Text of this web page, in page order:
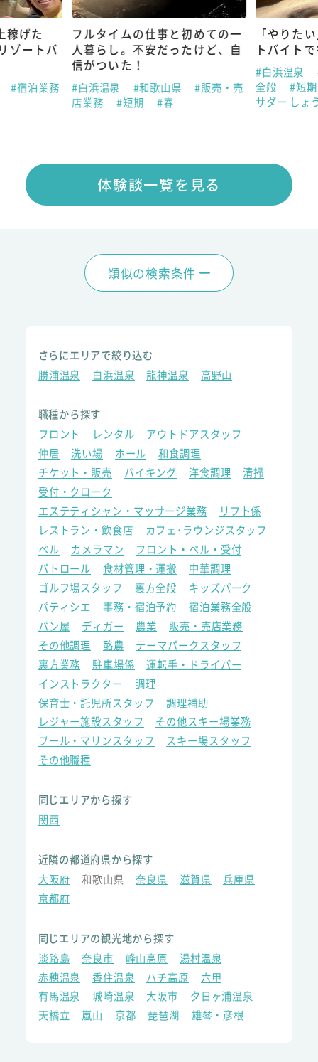
事と初めての一
だったけど、自
歌山県
#販売・売
「やりたい」は今やる！リゾー
トバイトで行動力が身についた
#白浜温泉
#宿泊業務
全般
#短期 #夏
#リゾバアンバ
サダー しょうりり
そ
の
い！
#白
ト・
体験談一覧を見る
類似の検索条件
さらにエリアで絞り込む
勝浦温泉
白浜温泉 龍神温泉 高野山
職種から探す
フロント
レンタル
アウトドアスタッフ
仲居
洗い場 ホール
和食調理
チケット・販売
バイキング 洋食調理
清掃
受付・クローク
エステティシャン・マッサージ業務
リフト係
レストラン・飲食店
カフェ･ラウンジスタッフ
ベル
カメラマン
フロント・ベル・受付
パトロール
食材管理・運搬
中華調理
ゴルフ場スタッフ
裏方全般
キッズパーク
パティシエ
事務・宿泊予約
宿泊業務全般
パン屋
ディガー 農業
販売・売店業務
その他調理
酪農
テーマパークスタッフ
裏方業務
駐車場係
運転手・ドライバー
インストラクター
調理
保育士・託児所スタッフ
調理補助
レジャー施設スタッフ
その他スキー場業務
プール・マリンスタッフ
スキー場スタッフ
その他職種
同じエリアから探す
関西
近隣の都道府県から探す
大阪府
和歌山県 奈良県 滋賀県
兵庫県
京都府
同じエリアの観光地から探す
淡路島
奈良市 峰山高原
湯村温泉
赤穂温泉
香住温泉 ハチ高原
六甲
有馬温泉
城崎温泉 大阪市
夕日ヶ浦温泉
天橋立
嵐山 京都 琵琶湖 雄琴・彦根